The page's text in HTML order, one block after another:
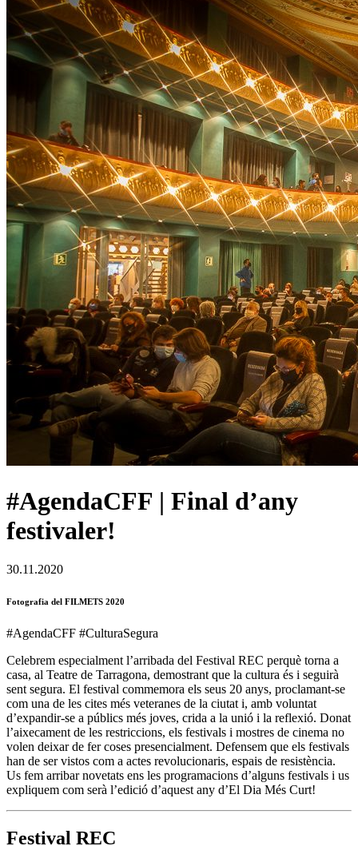
#AgendaCFF | Final d’any
festivaler!
30.11.2020
Fotografia del FILMETS 2020
#AgendaCFF #CulturaSegura
Celebrem especialment l’arribada del Festival REC perquè torna a
casa, al Teatre de Tarragona, demostrant que la cultura és i seguirà
sent segura. El festival commemora els seus 20 anys, proclamant-se
com una de les cites més veteranes de la ciutat i, amb voluntat
d’expandir-se a públics més joves, crida a la unió i la reflexió. Donat
l’aixecament de les restriccions, els festivals i mostres de cinema no
volen deixar de fer coses presencialment. Defensem que els festivals
han de ser vistos com a actes revolucionaris, espais de resistència.
Us fem arribar novetats ens les programacions d’alguns festivals i us
expliquem com serà l’edició d’aquest any d’El Dia Més Curt!
Festival REC